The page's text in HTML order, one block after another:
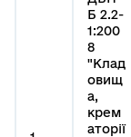
Б 2.2-
1:200
8
"Клад
овищ
а,
крем
аторії